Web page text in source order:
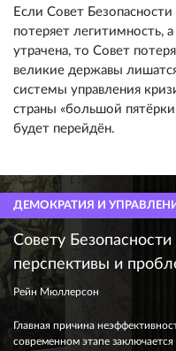
Если Совет
потеряет легитимность,
утрачена, то Совет
великие державы
системы управления
страны «большой
будет перейдён.
ДЕМОКРАТИЯ И
Совету
перспективы и
Рейн Мюллерсон
Главная причина
современном этапе